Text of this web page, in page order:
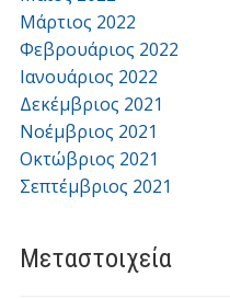
Μάρτιος 2022
Φεβρουάριος 2022
Ιανουάριος 2022
Δεκέμβριος 2021
Νοέμβριος 2021
Οκτώβριος 2021
Σεπτέμβριος 2021
Μεταστοιχεία